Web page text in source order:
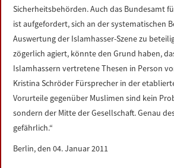
Sicherheitsbehörden. Auch das Bundesamt
ist aufgefordert, sich an der systematischen
Auswertung der Islamhasser-Szene zu
zögerlich agiert, könnte den Grund haben,
Islamhassern vertretene Thesen in Person
Kristina Schröder Fürsprecher in der
Vorurteile gegenüber Muslimen sind kein
sondern der Mitte der Gesellschaft. Genau
gefährlich.“
Berlin, den 04. Januar 2011